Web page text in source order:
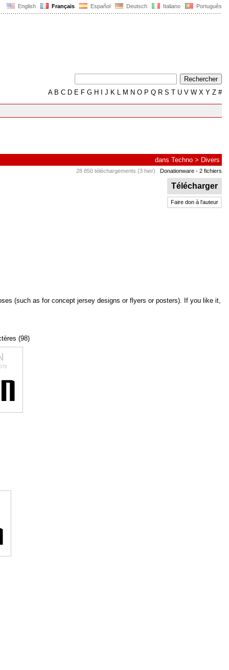
English Français Español Deutsch Italiano Português
AB C D E F G H J K L M N O P Q R S T U V W X Y Z #
dans Techno > Divers
28 850 téléchargements (3 hier) Donationware - 2 fichiers
Télécharger
Faire don à l'auteur
(such as for concept jersey designs or flyers or posters). If you like it,
(98)